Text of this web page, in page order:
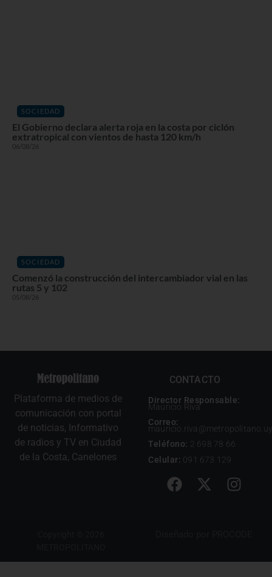
SOCIEDAD
El Gobierno declara alerta roja en la costa por ciclón
extratropical con vientos de hasta 120 km/h
06/08/26
SOCIEDAD
Comenzó la construcción del intercambiador vial en las
rutas 5 y 102
05/08/26
Plataforma de medios de
comunicación con portal
de noticias, Informativo
de radios y TV en Ciudad
de la Costa, Canelones
CONTACTO
Director Responsable:
Mauricio Riva
Correo:
mauricio.riva@metropolitano.uy
Teléfono: 2 698 78 66
Celular: 091 673 129